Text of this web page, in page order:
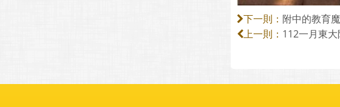
下一則： 附中的教育
上一則： 112一月東